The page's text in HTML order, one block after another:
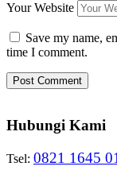
Your Website
Save my name,
time I comment.
Hubungi Kami
Tsel: 0821 1645